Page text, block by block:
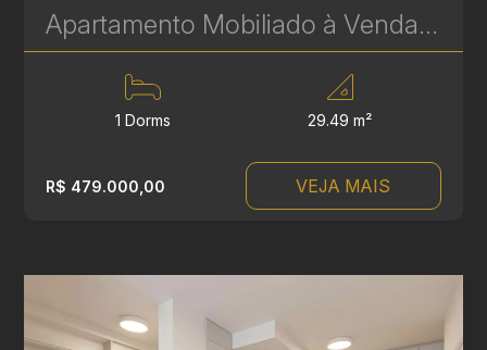
Apartamento Mobiliado à Venda no Batel – 1 Quarto - 29m² - Ideal para Morar ou Investir | Ref 674
1 Dorms 29.49 m²
R$ 479.000,00 VEJA MAIS